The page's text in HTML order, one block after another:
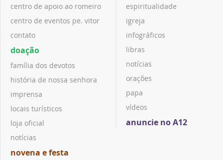
centro de apoio ao romeiro
centro de eventos pe. vitor
contato
doação
família dos devotos
história de nossa senhora
imprensa
locais turísticos
loja oficial
notícias
novena e festa
espiritualidade
igreja
infográficos
libras
notícias
orações
papa
vídeos
anuncie no A12